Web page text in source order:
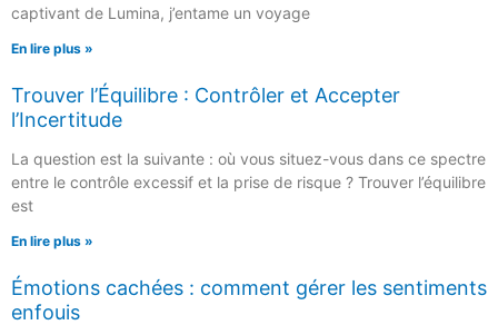
captivant de Lumina, j’entame un voyage
En lire plus »
Trouver l’Équilibre : Contrôler et Accepter
l’Incertitude
La question est la suivante : où vous situez-vous dans ce spectre
entre le contrôle excessif et la prise de risque ? Trouver l’équilibre
est
En lire plus »
Émotions cachées : comment gérer les sentiments
enfouis